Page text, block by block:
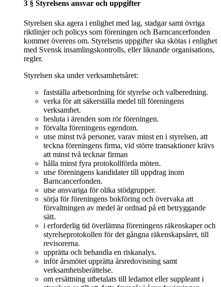
3 § Styrelsens ansvar och uppgifter
Styrelsen ska agera i enlighet med lag, stadgar samt övriga
riktlinjer och policys som föreningen och Barncancerfonden
kommer överens om. Styrelsens uppgifter ska skötas i enlighet
med Svensk insamlingskontrolls, eller liknande organisations,
regler.
Styrelsen ska under verksamhetsåret:
fastställa arbetsordning för styrelse och valberedning.
verka för att säkerställa medel till föreningens
verksamhet.
besluta i ärenden som rör föreningen.
förvalta föreningens egendom.
utse minst två personer, varav minst en i styrelsen, att
teckna föreningens firma, vid större transaktioner krävs
att minst två tecknar firman
hålla minst fyra protokollförda möten.
utse föreningens kandidater till uppdrag inom
Barncancerfonden.
utse ansvariga för olika stödgrupper.
sörja för föreningens bokföring och övervaka att
förvaltningen av medel är ordnad på ett betryggande
sätt.
i erforderlig tid överlämna föreningens räkenskaper och
styrelseprotokollen för det gångna räkenskapsåret, till
revisorerna.
upprätta och behandla en riskanalys.
inför årsmötet upprätta årsredovisning samt
verksamhetsberättelse.
om ersättning utbetalats till ledamot eller suppleant i